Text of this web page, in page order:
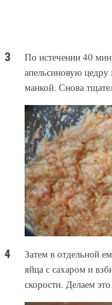
По истечении 40
апельсиновую
манкой. Снова
Затем в отдельной
яйца с сахаром и
скорости. Делаем